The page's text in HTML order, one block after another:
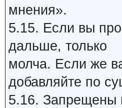
мнения».
5.15. Если вы
дальше, только
молча. Если же
добавляйте по
5.16. Запрещены